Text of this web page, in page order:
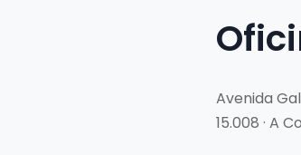
Avenida
15.008 · A